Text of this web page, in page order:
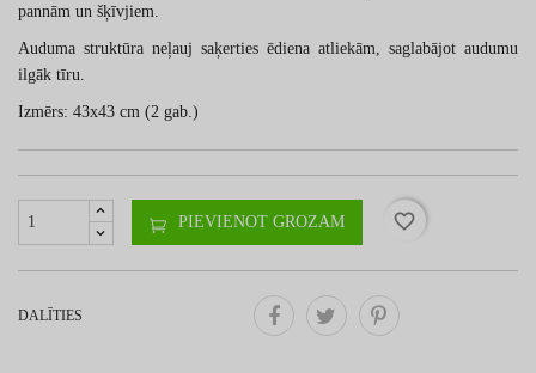
pannām un šķīvjiem.
Auduma struktūra neļauj saķerties ēdiena atliekām, saglabājot audumu
ilgāk tīru.
Izmērs: 43x43 cm (2 gab.)
PIEVIENOT GROZAM favorite_border
DALĪTIES